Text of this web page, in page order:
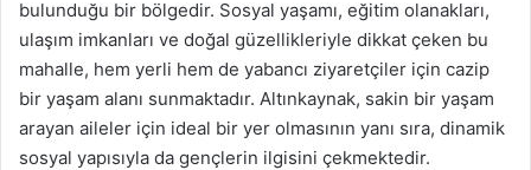
bulunduğu bir bölgedir. Sosyal yaşamı, eğitim olanakları,
ulaşım imkanları ve doğal güzellikleriyle dikkat çeken bu
mahalle, hem yerli hem de yabancı ziyaretçiler için cazip
bir yaşam alanı sunmaktadır. Altınkaynak, sakin bir yaşam
arayan aileler için ideal bir yer olmasının yanı sıra, dinamik
sosyal yapısıyla da gençlerin ilgisini çekmektedir.